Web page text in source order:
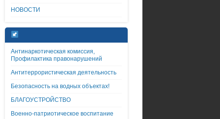
НОВОСТИ
Антинаркотическая комиссия,
Профилактика правонарушений
Антитеррористическая деятельность
Безопасность на водных объектах!
БЛАГОУСТРОЙСТВО
Военно-патриотическое воспитание